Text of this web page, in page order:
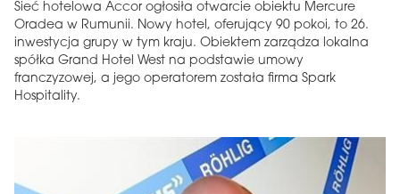
Sieć hotelowa Accor ogłosiła otwarcie obiektu Mercure
Oradea w Rumunii. Nowy hotel, oferujący 90 pokoi, to 26.
inwestycja grupy w tym kraju. Obiektem zarządza lokalna
spółka Grand Hotel West na podstawie umowy
franczyzowej, a jego operatorem została firma Spark
Hospitality.